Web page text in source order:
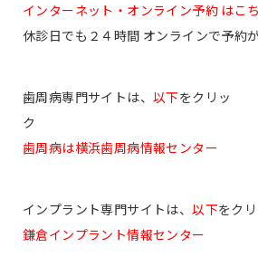
インターネット・オンライン予約 はこ
休診日でも２４時間 オンラインで予約が
歯周病専門サイトは、 以下をクリッ
ク
歯周病は横浜歯周病情報センター
インプラント専門サイトは、以下を
鎌倉インプラント情報センター